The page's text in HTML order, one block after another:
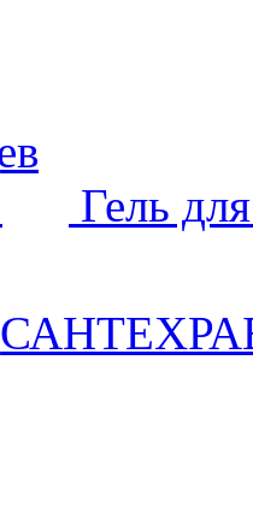
Гель